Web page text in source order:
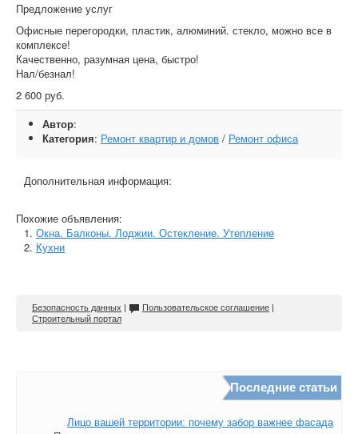
Предложение услуг
Офисные перегородки, пластик, алюминий. стекло, можно все в
комплексе!
Качественно, разумная цена, быстро!
Нал/безнал!
2 600 руб.
Автор:
Категория: Ремонт квартир и домов / Ремонт офиса
Дополнительная информация:
Похожие объявления:
Окна. Балконы. Лоджии. Остекление. Утепление
Кухни
Безопасность данных | Пользовательское соглашение |
Строительный портал
Последние статьи
Лицо вашей территории: почему забор важнее фасада